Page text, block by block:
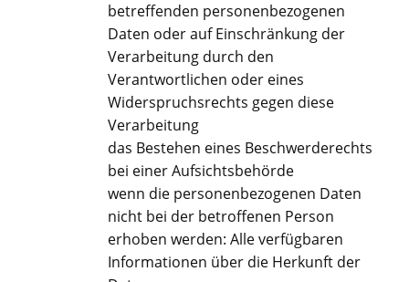
betreffenden personenbezogenen
Daten oder auf Einschränkung der
Verarbeitung durch den
Verantwortlichen oder eines
Widerspruchsrechts gegen diese
Verarbeitung
das Bestehen eines Beschwerderechts
bei einer Aufsichtsbehörde
wenn die personenbezogenen Daten
nicht bei der betroffenen Person
erhoben werden: Alle verfügbaren
Informationen über die Herkunft der